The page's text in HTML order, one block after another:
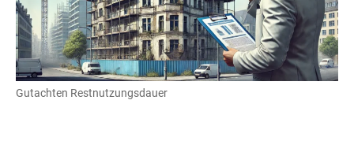
Gutachten Restnutzungsdauer